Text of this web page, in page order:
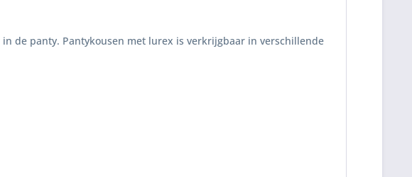
de panty. Pantykousen met lurex is verkrijgbaar in verschillende